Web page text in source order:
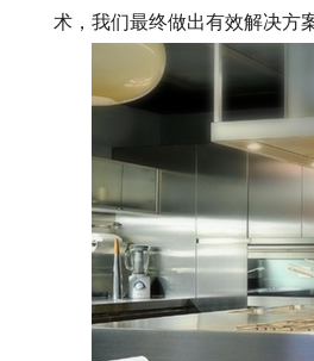
术，我们最终做出有效解决方